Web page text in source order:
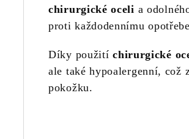
chirurgické oceli a
proti každodennímu
Díky použitíchirurgické
ale také hypoalergenní,
pokožku.